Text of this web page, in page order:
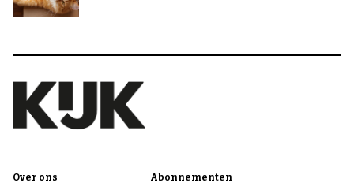
Over ons Abonnementen